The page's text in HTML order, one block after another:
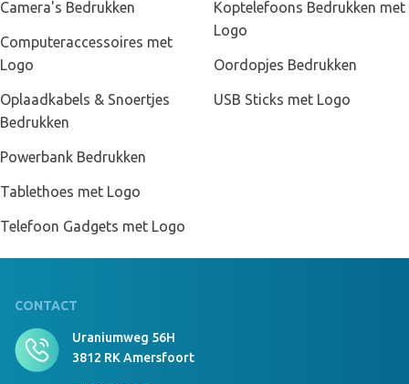
Camera's Bedrukken
Computeraccessoires met
Logo
Koptelefoons Bedrukken met
Logo
Oordopjes Bedrukken
Oplaadkabels & Snoertjes
Bedrukken
Powerbank Bedrukken
Tablethoes met Logo
Telefoon Gadgets met Logo
USB Sticks met Logo
CONTACT
Uraniumweg 56H
3812 RK Amersfoort